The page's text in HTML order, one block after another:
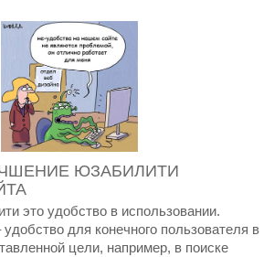
ЮЗАБИЛИТИ
это удобство в использовании.
для конечного пользователя в
цели, например, в поиске